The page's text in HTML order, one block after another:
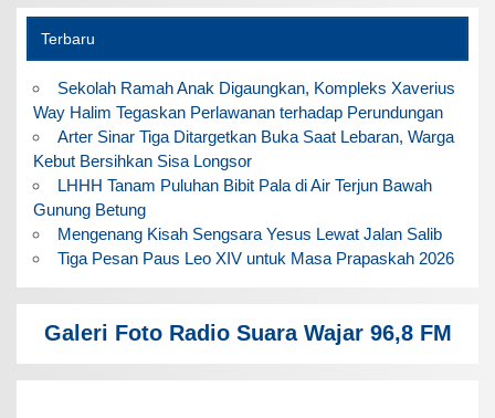
Terbaru
Sekolah Ramah Anak Digaungkan, Kompleks Xaverius
Way Halim Tegaskan Perlawanan terhadap Perundungan
Arter Sinar Tiga Ditargetkan Buka Saat Lebaran, Warga
Kebut Bersihkan Sisa Longsor
LHHH Tanam Puluhan Bibit Pala di Air Terjun Bawah
Gunung Betung
Mengenang Kisah Sengsara Yesus Lewat Jalan Salib
Tiga Pesan Paus Leo XIV untuk Masa Prapaskah 2026
Galeri Foto Radio Suara Wajar 96,8 FM